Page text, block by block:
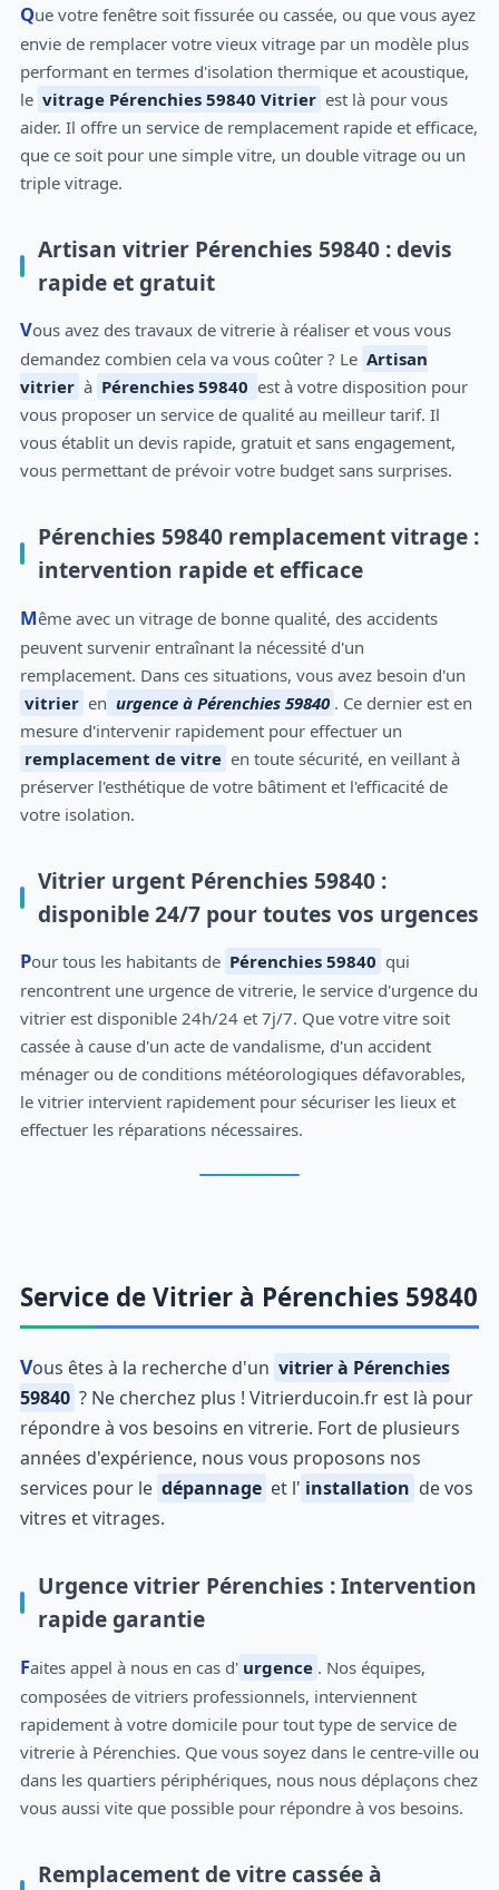
Que votre fenêtre soit fissurée ou cassée, ou que vous ayez
envie de remplacer votre vieux vitrage par un modèle plus
performant en termes d'isolation thermique et acoustique,
le vitrage Pérenchies 59840 Vitrier est là pour vous
aider. Il offre un service de remplacement rapide et efficace,
que ce soit pour une simple vitre, un double vitrage ou un
triple vitrage.
Artisan vitrier Pérenchies 59840 : devis
rapide et gratuit
Vous avez des travaux de vitrerie à réaliser et vous vous
demandez combien cela va vous coûter ? Le Artisan
vitrier à Pérenchies 59840 est à votre disposition pour
vous proposer un service de qualité au meilleur tarif. Il
vous établit un devis rapide, gratuit et sans engagement,
vous permettant de prévoir votre budget sans surprises.
Pérenchies 59840 remplacement vitrage :
intervention rapide et efficace
Même avec un vitrage de bonne qualité, des accidents
peuvent survenir entraînant la nécessité d'un
remplacement. Dans ces situations, vous avez besoin d'un
vitrier en urgence à Pérenchies 59840 . Ce dernier est en
mesure d'intervenir rapidement pour effectuer un
remplacement de vitre en toute sécurité, en veillant à
préserver l'esthétique de votre bâtiment et l'efficacité de
votre isolation.
Vitrier urgent Pérenchies 59840 :
disponible 24/7 pour toutes vos urgences
Pour tous les habitants de Pérenchies 59840 qui
rencontrent une urgence de vitrerie, le service d'urgence du
vitrier est disponible 24h/24 et 7j/7. Que votre vitre soit
cassée à cause d'un acte de vandalisme, d'un accident
ménager ou de conditions météorologiques défavorables,
le vitrier intervient rapidement pour sécuriser les lieux et
effectuer les réparations nécessaires.
Service de Vitrier à Pérenchies 59840
Vous êtes à la recherche d'un vitrier à Pérenchies
59840 ? Ne cherchez plus ! Vitrierducoin.fr est là pour
répondre à vos besoins en vitrerie. Fort de plusieurs
années d'expérience, nous vous proposons nos
services pour le dépannage et l' installation de vos
vitres et vitrages.
Urgence vitrier Pérenchies : Intervention
rapide garantie
Faites appel à nous en cas d' urgence . Nos équipes,
composées de vitriers professionnels, interviennent
rapidement à votre domicile pour tout type de service de
vitrerie à Pérenchies. Que vous soyez dans le centre-ville ou
dans les quartiers périphériques, nous nous déplaçons chez
vous aussi vite que possible pour répondre à vos besoins.
Remplacement de vitre cassée à